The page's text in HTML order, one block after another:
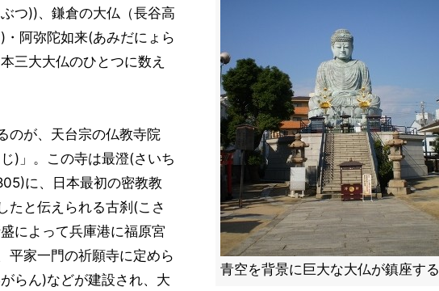
青空を背景に巨大な大仏が鎮座する
つ))、鎌倉の大仏（長谷高
阿弥陀如来(あみだにょら
三大大仏のひとつに数え
のが、天台宗の仏教寺院
)」。この寺は最澄(さいち
に、日本最初の密教教
たと伝えられる古刹(こさ
によって兵庫港に福原宮
平家一門の祈願寺に定めら
らん)などが建設され、大